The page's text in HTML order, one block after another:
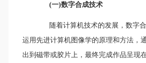
(一)数字合成技术
随着计算机技术的发展，数字合
运用先进计算机图像学的原理和方法，
出到磁带或胶片上，最终完成作品呈现